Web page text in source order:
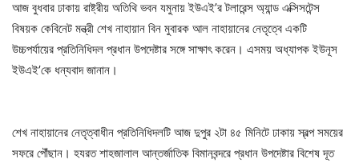
আজ বুধবার ঢাকায় রাষ্ট্রীয় অতিথি ভবন যমুনায় ইউএই’র টলারেন্স অ্যান্ড এক্সিসটেন্স
বিষয়ক কেবিনেট মন্ত্রী শেখ নাহায়ান বিন মুবারক আল নাহায়ানের নেতৃত্বে একটি
উচ্চপর্যায়ের প্রতিনিধিদল প্রধান উপদেষ্টার সঙ্গে সাক্ষাৎ করেন। এসময় অধ্যাপক ইউনূস
ইউএই’কে ধন্যবাদ জানান।
শেখ নাহায়ানের নেতৃত্বাধীন প্রতিনিধিদলটি আজ দুপুর ২টা ৪৫ মিনিটে ঢাকায় স্বল্প সময়ের
সফরে পৌঁছান। হযরত শাহজালাল আন্তর্জাতিক বিমানবন্দরে প্রধান উপদেষ্টার বিশেষ দূত